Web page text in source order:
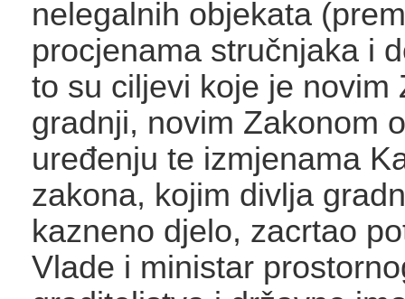
nelegalnih objekata
procjenama stručnjaka i
to su ciljevi koje je novim
gradnji, novim Zakonom
uređenju te izmjenama
zakona, kojim divlja
kazneno djelo, zacrtao
Vlade i ministar